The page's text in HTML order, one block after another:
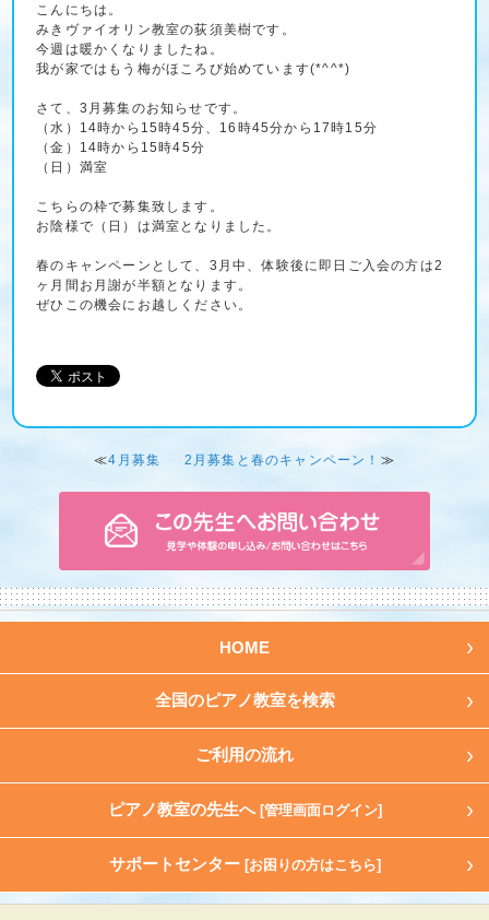
こんにちは。
みきヴァイオリン教室の荻須美樹です。
今週は暖かくなりましたね。
我が家ではもう梅がほころび始めています(*^^*)
さて、3月募集のお知らせです。
（水）14時から15時45分、16時45分から17時15分
（金）14時から15時45分
（日）満室
こちらの枠で募集致します。
お陰様で（日）は満室となりました。
春のキャンペーンとして、3月中、体験後に即日ご入会の方は2
ヶ月間お月謝が半額となります。
ぜひこの機会にお越しください。
≪4月募集 2月募集と春のキャンペーン！ ≫
HOME
全国のピアノ教室を検索
ご利用の流れ
ピアノ教室の先生へ [管理画面ログイン]
サポートセンター [お困りの方はこちら]